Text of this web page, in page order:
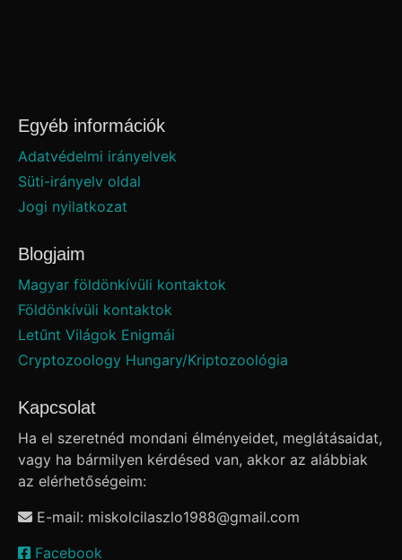
Egyéb információk
Adatvédelmi irányelvek
Süti-irányelv oldal
Jogi nyilatkozat
Blogjaim
Magyar földönkívüli kontaktok
Földönkívüli kontaktok
Letűnt Világok Enigmái
Cryptozoology Hungary/Kriptozoológia
Kapcsolat
Ha el szeretnéd mondani élményeidet, meglátásaidat,
vagy ha bármilyen kérdésed van, akkor az alábbiak
az elérhetőségeim:
E-mail: miskolcilaszlo1988@gmail.com
Facebook